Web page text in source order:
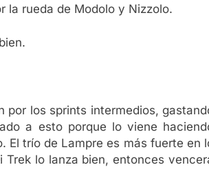
la rueda de Modolo y Nizzolo.
por los sprints intermedios,
a esto porque lo viene
El trío de Lampre es más fuerte en
lo lanza bien, entonces